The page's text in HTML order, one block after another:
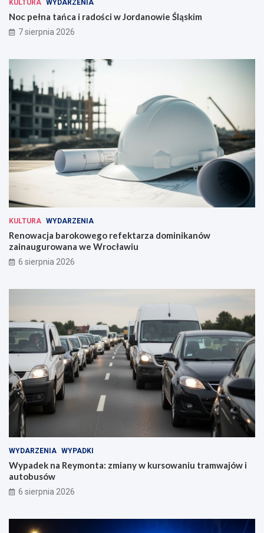
KULTURA WYDARZENIA
Noc pełna tańca i radości w Jordanowie Śląskim
7 sierpnia 2026
KULTURA WYDARZENIA
Renowacja barokowego refektarza dominikanów
zainaugurowana we Wrocławiu
6 sierpnia 2026
WYDARZENIA WYPADKI
Wypadek na Reymonta: zmiany w kursowaniu tramwajów i
autobusów
6 sierpnia 2026